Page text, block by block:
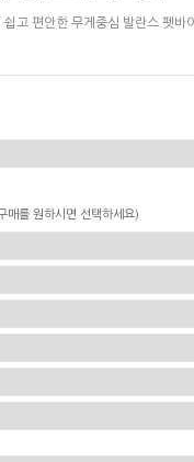
고 편안한 무게중심 발란스 펫바
매를 원하시면 선택하세요)